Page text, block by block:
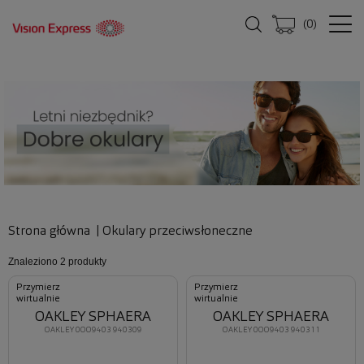
(0)
Strona główna Okulary przeciwsłoneczne
Znaleziono 2 produkty
Przymierz
wirtualnie
OAKLEY 0OO9403 940309
OAKLEY SPHAERA
Przymierz
wirtualnie
OAKLEY 0OO9403 940311
OAKLEY SPHAERA